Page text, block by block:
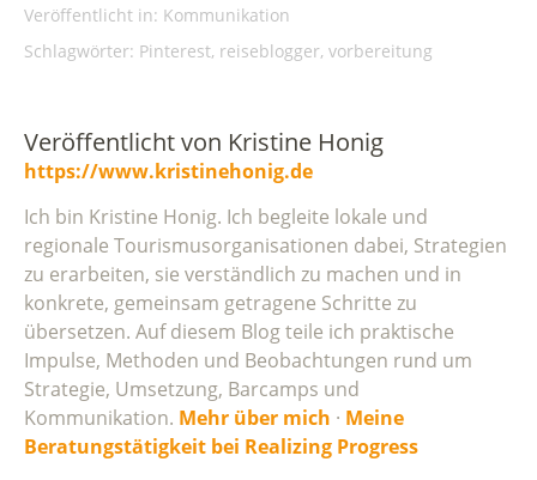
Veröffentlicht in: Kommunikation
Schlagwörter: Pinterest, reiseblogger, vorbereitung
Veröffentlicht von Kristine Honig
https://www.kristinehonig.de
Ich bin Kristine Honig. Ich begleite lokale und
regionale Tourismusorganisationen dabei, Strategien
zu erarbeiten, sie verständlich zu machen und in
konkrete, gemeinsam getragene Schritte zu
übersetzen. Auf diesem Blog teile ich praktische
Impulse, Methoden und Beobachtungen rund um
Strategie, Umsetzung, Barcamps und
Kommunikation. Mehr über mich · Meine
Beratungstätigkeit bei Realizing Progress